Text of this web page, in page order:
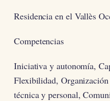
Residencia en el Vallès
Competencias
Iniciativa y autonomía,
Flexibilidad,
técnica y personal,